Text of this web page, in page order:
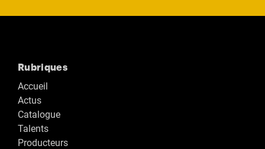
Rubriques
Accueil
Actus
Catalogue
Talents
Producteurs